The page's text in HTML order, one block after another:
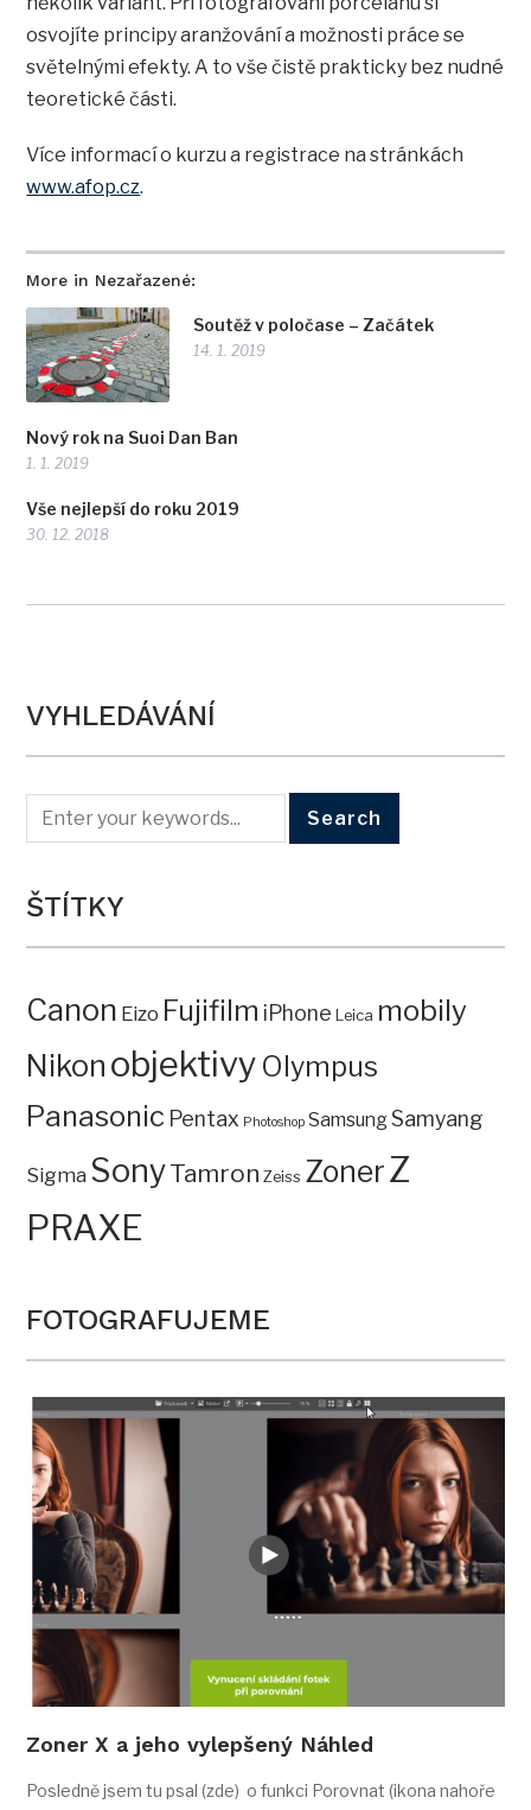
More in Nezařazené:
Soutěž v poločase – Začátek
14. 1. 2019
Nový rok na Suoi Dan Ban
1. 1. 2019
Vše nejlepší do roku 2019
30. 12. 2018
osvojíte principy aranžování a možnosti práce se
světelnými efekty. A to vše čistě prakticky bez nudné
teoretické části.
Více informací o kurzu a registrace na stránkách
www.afop.cz.
VYHLEDÁVÁNÍ
ŠTÍTKY
Canon Eizo Fujifilm iPhone Leica mobily
Nikon objektivy Olympus
Panasonic Pentax Photoshop SamsungSamyang
Sigma SonyTamron Zeiss ZonerZ
PRAXE
FOTOGRAFUJEME
Zoner X a jeho vylepšený Náhled
Posledně jsem tu psal (zde) o funkci Porovnat (ikona nahoře